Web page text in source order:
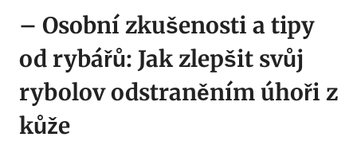
– Osobní zkušenosti a tipy
od rybářů: Jak zlepšit svůj
rybolov odstraněním úhoři z
kůže